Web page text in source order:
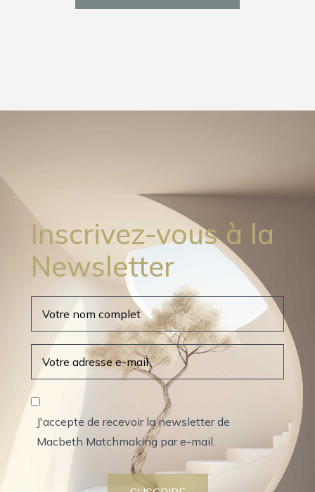
Inscrivez-vous à la
Newsletter
J'accepte de recevoir la newsletter de
Macbeth Matchmaking par e-mail.